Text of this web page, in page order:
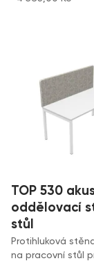
TOP 530
oddělovací
stůl
Protihluková
na pracovní stůl